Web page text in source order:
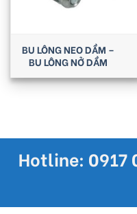
BU LÔNG NEO DẦM –
BU LÔNG NỞ DẦM
Hotline: 0917